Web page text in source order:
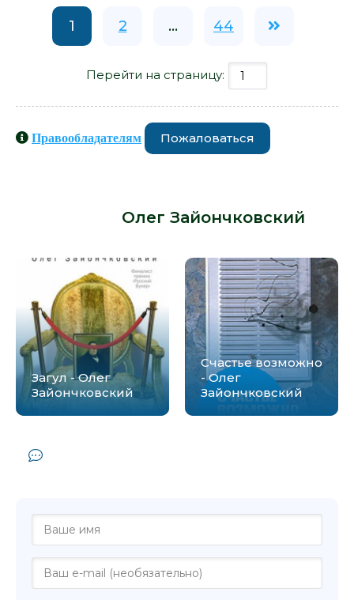
1 2 ... 44
Перейти на страницу:
Правообладателям Пожаловаться
Олег Зайончковский
Загул - Олег
Зайончковский
Счастье возможно
- Олег
Зайончковский